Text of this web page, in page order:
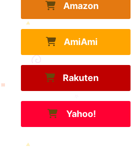
Amazon
AmiAmi
Rakuten
Yahoo!